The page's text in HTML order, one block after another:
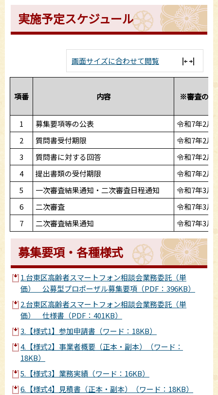
実施予定スケジュール
画面サイズに合わせて閲覧
項番 内容
※審査の進
1
募集要項等の公表
令和7年2月
2
質問書受付期限
令和7年2月
3
質問書に対する回答
令和7年2月
4
提出書類の受付期限
令和7年2月
5
一次審査結果通知・二次審査日程通知
令和7年3月
6
二次審査
令和7年3月
7
二次審査結果通知 令和7年3月
募集要項・各種様式
1.台東区高齢者スマートフォン相談会業務委託（単
価） 公募型プロポーザル募集要項（PDF：396KB）
2.台東区高齢者スマートフォン相談会業務委託（単
価） 仕様書（PDF：401KB）
3.【様式1】参加申請書（ワード：18KB）
4.【様式2】事業者概要（正本・副本）（ワード：
18KB）
5.【様式3】業務実績（ワード：16KB）
6.【様式4】見積書（正本・副本）（ワード：18KB）